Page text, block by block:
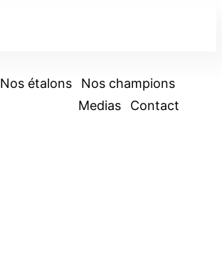
Nos étalons
Nos champions
Medias
Contact